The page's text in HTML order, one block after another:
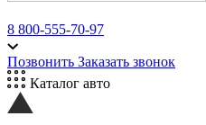
8 800-555-70-97
Позвонить Заказать звонок
Каталог авто